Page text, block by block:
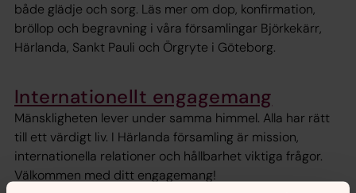
både glädje och sorg. Läs mer om dop, konfirmation,
bröllop och begravning i våra församlingar Björkekärr,
Härlanda, Sankt Pauli och Örgryte i Göteborg.
Internationellt engagemang
Mänskligheten lever under samma himmel. Alla har rätt
till ett värdigt liv. I Härlanda församling är mission,
internationella relationer och hållbarhet viktiga frågor.
Välkommen med ditt engagemang!